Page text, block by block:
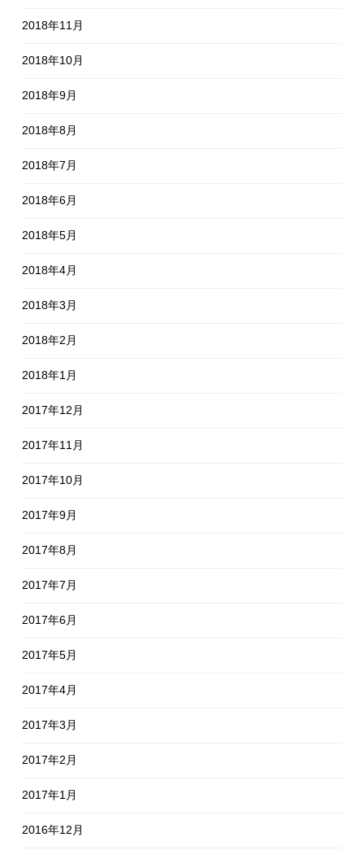
2018年11月
2018年10月
2018年9月
2018年8月
2018年7月
2018年6月
2018年5月
2018年4月
2018年3月
2018年2月
2018年1月
2017年12月
2017年11月
2017年10月
2017年9月
2017年8月
2017年7月
2017年6月
2017年5月
2017年4月
2017年3月
2017年2月
2017年1月
2016年12月